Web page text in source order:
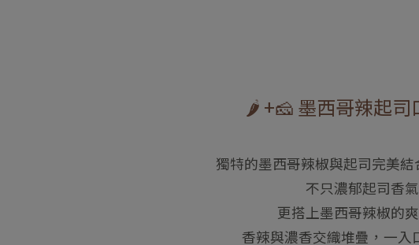
🌶️ +🧀 墨西哥辣起司
獨特的墨西哥辣椒與起司完美
不只濃郁起司香
更搭上墨西哥辣椒的
香辣與濃香交織堆疊，一入